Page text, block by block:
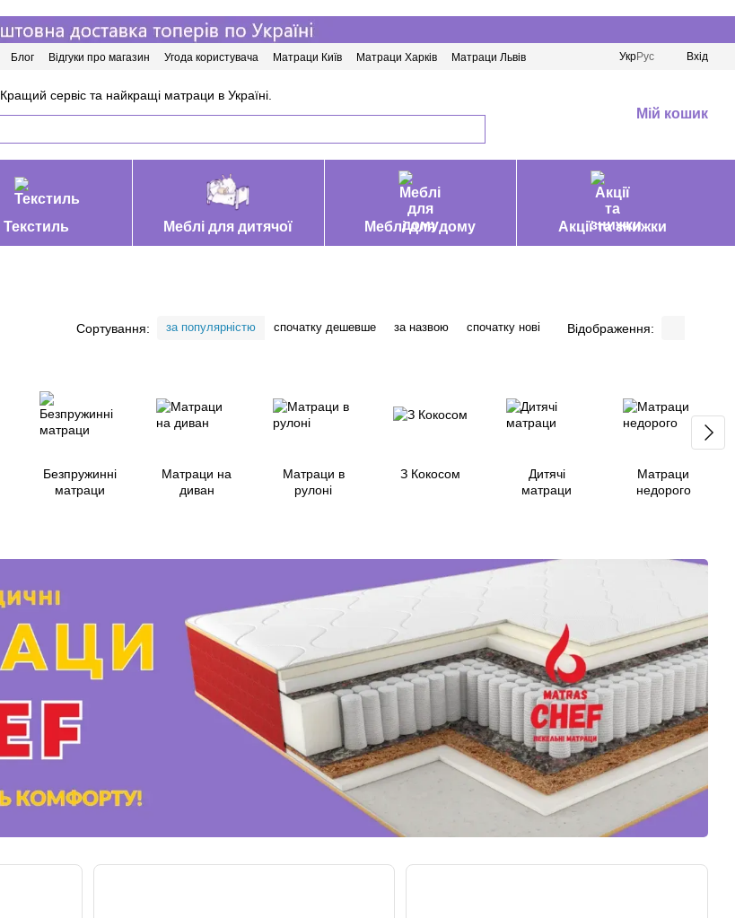
Блог Відгуки про магазин Угода користувача Матраци Київ Матраци Харків
Матраци Львів
УкрРус Вхід
Кращий сервіс та найкращі матраци в Україні.
Мій кошик
Текстиль Меблі для дитячої Меблі для дому Акції та знижки
Сортування: за популярністю спочатку дешевше за назвою спочатку нові Відображення:
Безпружинні
матраци
Матраци на
диван
Матраци в
рулоні
З Кокосом
Дитячі
матраци
Матраци
недорого